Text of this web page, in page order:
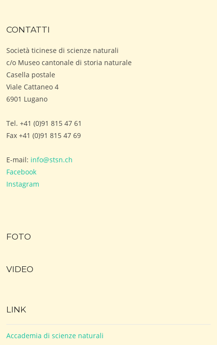
CONTATTI
Società ticinese di scienze naturali
c/o Museo cantonale di storia naturale
Casella postale
Viale Cattaneo 4
6901 Lugano
Tel. +41 (0)91 815 47 61
Fax +41 (0)91 815 47 69
E-mail: info@stsn.ch
Facebook
Instagram
FOTO
VIDEO
LINK
Accademia di scienze naturali